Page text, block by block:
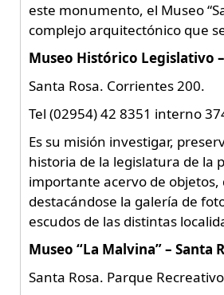
este monumento, el Museo
complejo arquitectónico que
Museo Histórico Legislativo
Santa Rosa. Corrientes 200.
Tel (02954) 42 8351 interno
Es su misión investigar,
historia de la legislatura de la
importante acervo de
destacándose la galería de
escudos de las distintas
Museo “La Malvina” – Santa
Santa Rosa. Parque